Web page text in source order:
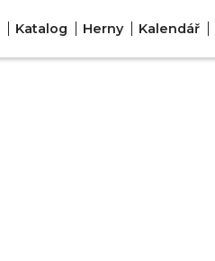
Katalog Herny Kalendář